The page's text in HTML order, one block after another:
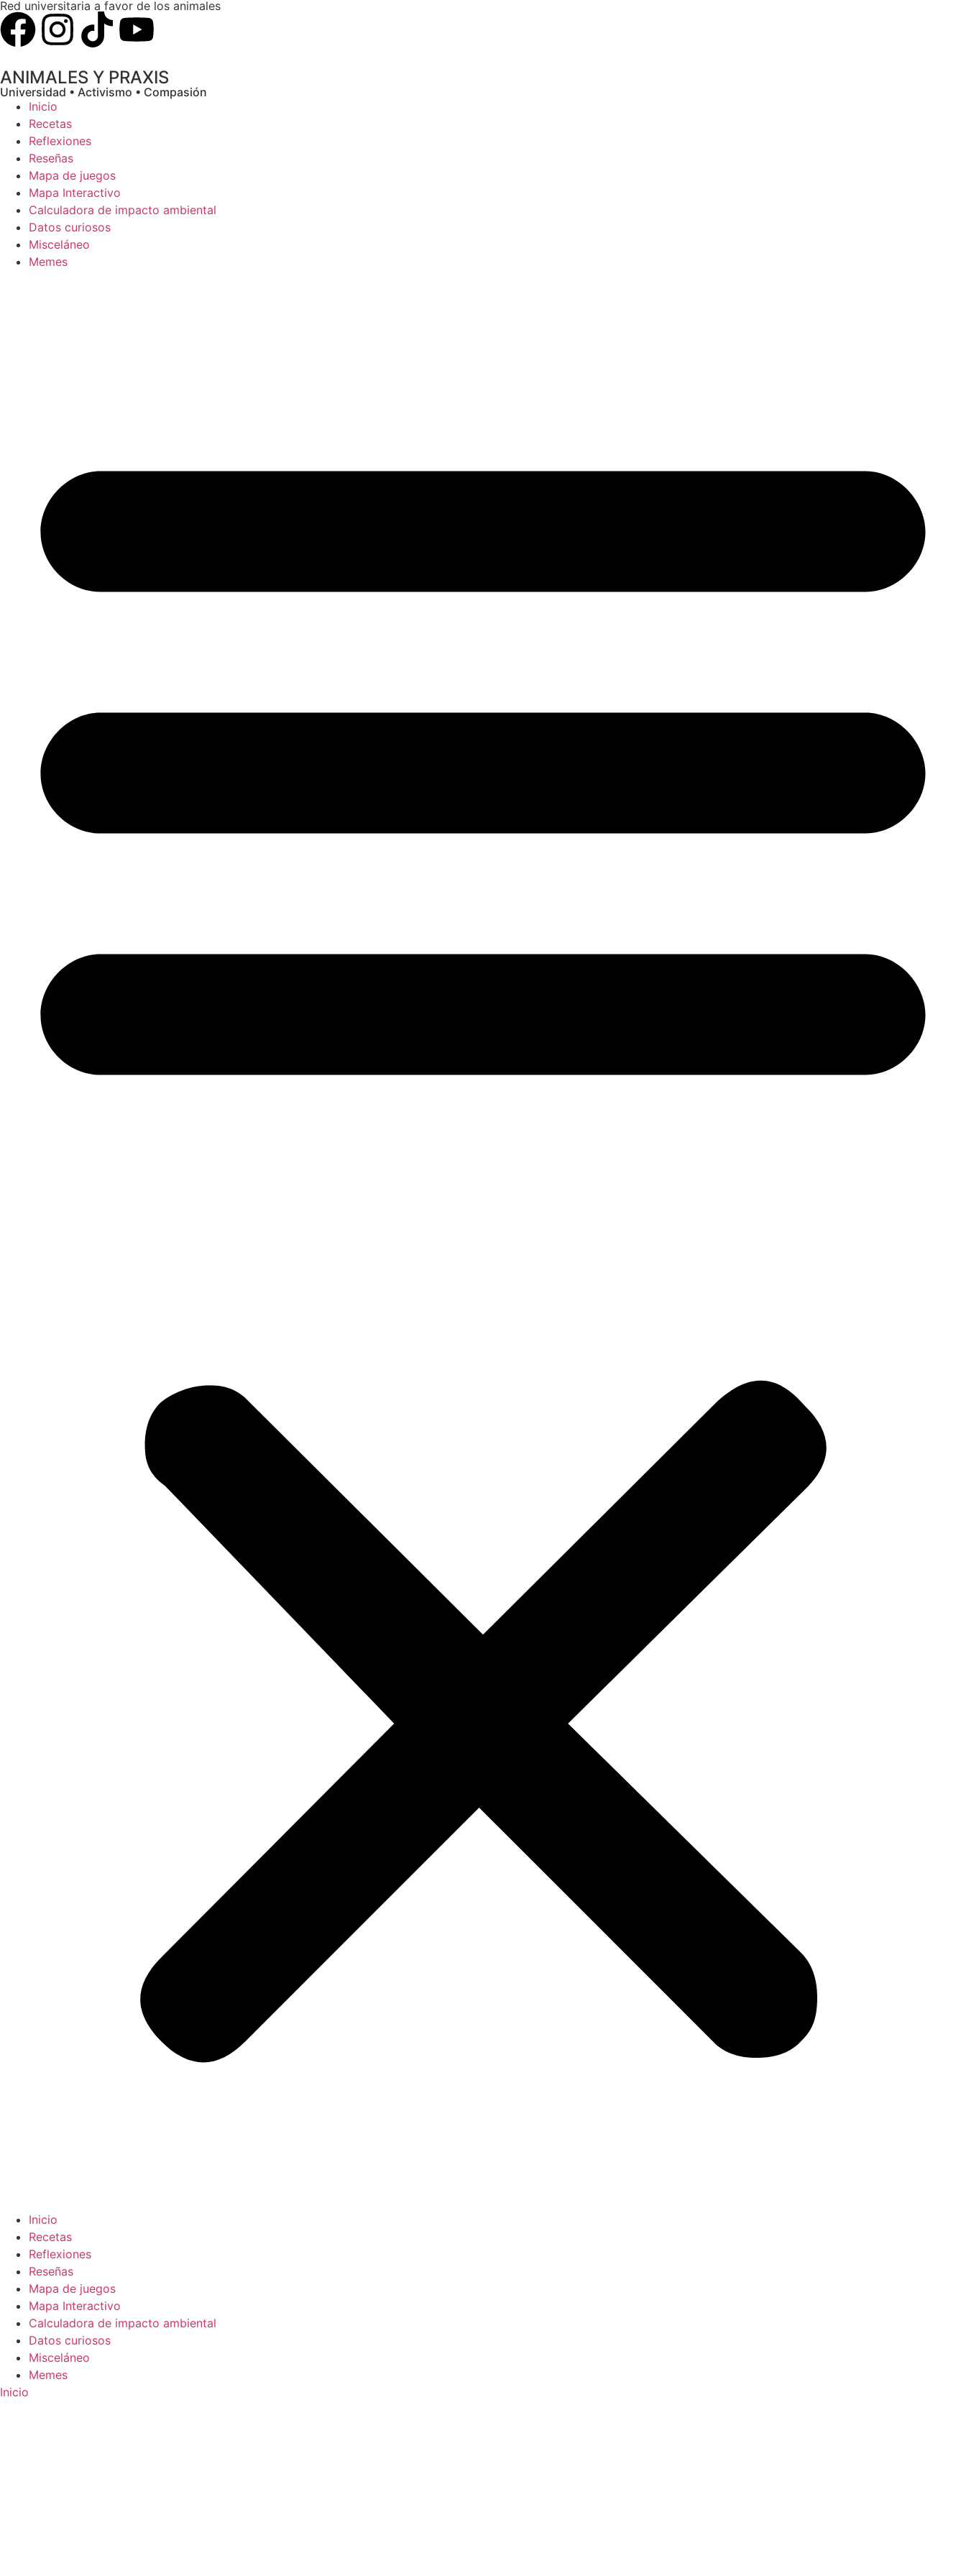
Red universitaria a favor de los animales
ANIMALES Y PRAXIS
Universidad • Activismo • Compasión
Inicio
Recetas
Reflexiones
Reseñas
Mapa de juegos
Mapa Interactivo
Calculadora de impacto ambiental
Datos curiosos
Misceláneo
Memes
Inicio
Recetas
Reflexiones
Reseñas
Mapa de juegos
Mapa Interactivo
Calculadora de impacto ambiental
Datos curiosos
Misceláneo
Memes
Inicio